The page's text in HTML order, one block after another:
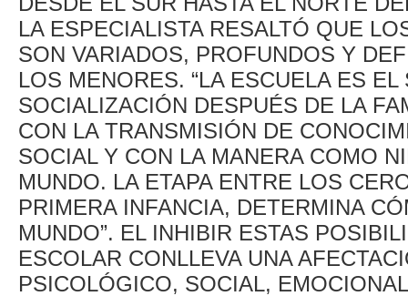
LA ESPECIALISTA RESALTÓ QUE
SON VARIADOS, PROFUNDOS Y
LOS MENORES. “LA ESCUELA ES
SOCIALIZACIÓN DESPUÉS DE LA
CON LA TRANSMISIÓN DE
SOCIAL Y CON LA MANERA COMO
MUNDO. LA ETAPA ENTRE LOS
PRIMERA INFANCIA, DETERMINA
MUNDO”. EL INHIBIR ESTAS
ESCOLAR CONLLEVA UNA
PSICOLÓGICO, SOCIAL,